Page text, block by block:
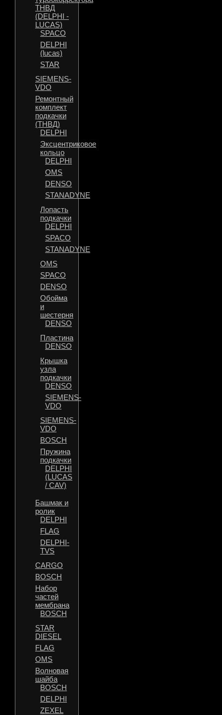
ТНВД
(DELPHI -
LUCAS)
SPACO
DELPHI
(lucas)
STAR
SIEMENS-
VDO
Ремонтный
комплект
подкачки
(ТНВД)
DELPHI
Эксцентриковое
кольцо
DELPHI
OMS
DENSO
STANADYNE
Лопасть
подкачки
DELPHI
SPACO
STANADYNE
OMS
SPACO
DENSO
Обойма
и
шестерня
DENSO
Пластина
DENSO
Крышка
узла
подкачки
DENSO
SIEMENS-
VDO
SIEMENS-
VDO
BOSCH
Пружина
подкачки
DELPHI
(LUCAS
/ CAV)
Башмак и
ролик
DELPHI
FLAG
DELPHI-
TVS
CARGO
BOSCH
Набор
частей
мембрана
BOSCH
STAR
DIESEL
FLAG
OMS
Волновая
шайба
BOSCH
DELPHI
ZEXEL